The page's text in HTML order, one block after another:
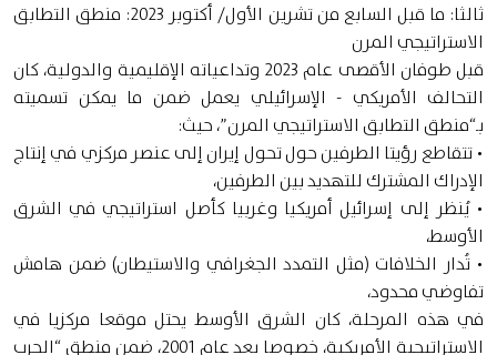
ثالثا: ما قبل السابع من تشرين الأول/ أكتوبر 2023: منطق التطابق
الاستراتيجي المرن
قبل طوفان الأقصى عام 2023 وتداعياته الإقليمية والدولية، كان
التحالف الأمريكي - الإسرائيلي يعمل ضمن ما يمكن تسميته
بـ“منطق التطابق الاستراتيجي المرن”، حيث:
• تتقاطع رؤيتا الطرفين حول تحول إيران إلى عنصر مركزي في إنتاج
الإدراك المشترك للتهديد بين الطرفين،
• يُنظر إلى إسرائيل أمريكيا وغربيا كأصل استراتيجي في الشرق
الأوسط،
• تُدار الخلافات (مثل التمدد الجغرافي والاستيطان) ضمن هامش
تفاوضي محدود،
في هذه المرحلة، كان الشرق الأوسط يحتل موقعا مركزيا في
الاستراتيجية الأمريكية، خصوصا بعد عام 2001، ضمن منطق “الحرب